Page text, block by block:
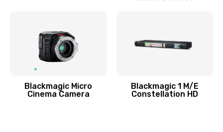
Blackmagic Micro
Cinema Camera
Blackmagic 1 M/E
Constellation HD